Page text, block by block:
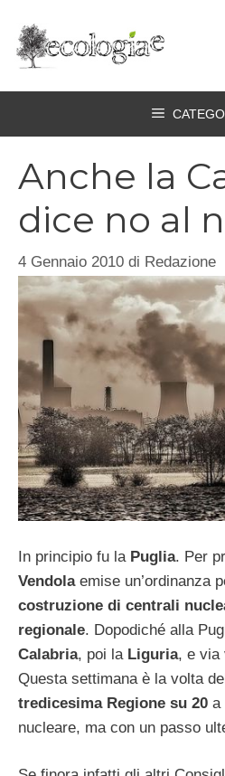
contenuto
Anche la
dice no al
4 Gennaio 2010 di Redazione
In principio fu la Puglia. Per
Vendolaemise un’ordinanza
costruzione di centrali
regionale. Dopodiché alla
Calabria, poi la Liguria, e via
Questa settimana è la volta
tredicesima Regione su 20 a
nucleare, ma con un passo